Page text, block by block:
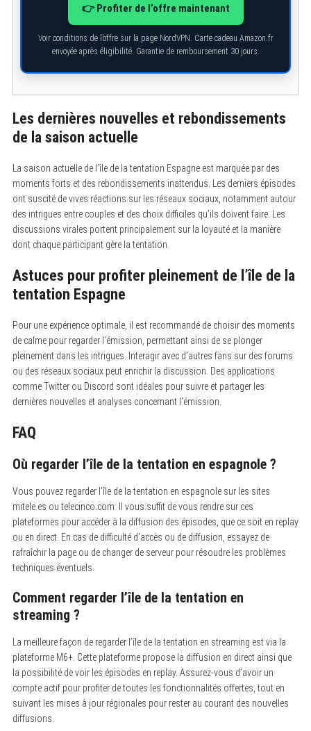
👉 Profiter de l’offre maintenant
Voir conditions de l’offre sur la page NordVPN. Carte cadeau Amazon.fr
envoyée après éligibilité. Garantie de remboursement 30 jours.
Les dernières nouvelles et rebondissements
de la saison actuelle
La saison actuelle de l’île de la tentation Espagne est marquée par des
moments forts et des rebondissements inattendus. Les derniers épisodes
ont suscité de vives réactions sur les réseaux sociaux, notamment autour
des intrigues entre couples et des choix difficiles qu’ils doivent faire. Les
discussions virales portent principalement sur la loyauté et la manière
dont chaque participant gère la tentation.
Astuces pour profiter pleinement de l’île de la
tentation Espagne
Pour une expérience optimale, il est recommandé de choisir des moments
de calme pour regarder l’émission, permettant ainsi de se plonger
pleinement dans les intrigues. Interagir avec d’autres fans sur des forums
ou des réseaux sociaux peut enrichir la discussion. Des applications
comme Twitter ou Discord sont idéales pour suivre et partager les
dernières nouvelles et analyses concernant l’émission.
FAQ
Où regarder l’île de la tentation en espagnole ?
Vous pouvez regarder l’île de la tentation en espagnole sur les sites
mitele.es ou telecinco.com. Il vous suffit de vous rendre sur ces
plateformes pour accéder à la diffusion des épisodes, que ce soit en replay
ou en direct. En cas de difficulté d’accès ou de diffusion, essayez de
rafraîchir la page ou de changer de serveur pour résoudre les problèmes
techniques éventuels.
Comment regarder l’île de la tentation en
streaming ?
La meilleure façon de regarder l’île de la tentation en streaming est via la
plateforme M6+. Cette plateforme propose la diffusion en direct ainsi que
la possibilité de voir les épisodes en replay. Assurez-vous d’avoir un
compte actif pour profiter de toutes les fonctionnalités offertes, tout en
suivant les mises à jour régionales pour rester au courant des nouvelles
diffusions.
r
c
f
r